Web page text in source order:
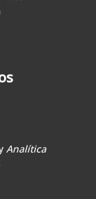
Analítica